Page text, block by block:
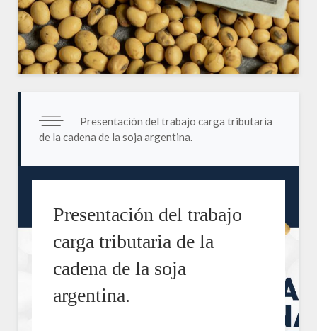
Presentación del trabajo carga tributaria
de la cadena de la soja argentina.
Presentación del trabajo
carga tributaria de la
cadena de la soja
argentina.